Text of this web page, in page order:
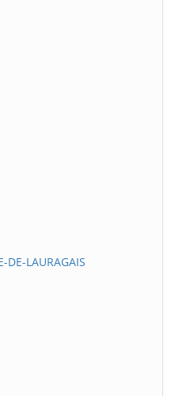
DE-LAURAGAIS